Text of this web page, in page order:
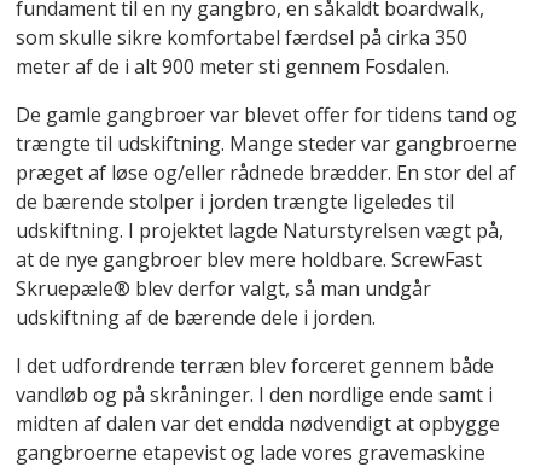
fundament til en ny gangbro, en såkaldt boardwalk,
som skulle sikre komfortabel færdsel på cirka 350
meter af de i alt 900 meter sti gennem Fosdalen.
De gamle gangbroer var blevet offer for tidens tand og
trængte til udskiftning. Mange steder var gangbroerne
præget af løse og/eller rådnede brædder. En stor del af
de bærende stolper i jorden trængte ligeledes til
udskiftning. I projektet lagde Naturstyrelsen vægt på,
at de nye gangbroer blev mere holdbare. ScrewFast
Skruepæle® blev derfor valgt, så man undgår
udskiftning af de bærende dele i jorden.
I det udfordrende terræn blev forceret gennem både
vandløb og på skråninger. I den nordlige ende samt i
midten af dalen var det endda nødvendigt at opbygge
gangbroerne etapevist og lade vores gravemaskine